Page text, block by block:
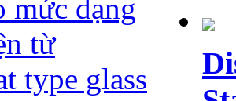
mức dạng
từ
type glass